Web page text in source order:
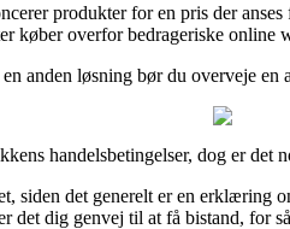
produkter for en pris der
køber overfor bedrageriske online
anden løsning bør du overveje
handelsbetingelser, dog er det
det generelt er en erklæring
dig genvej til at få bistand, for